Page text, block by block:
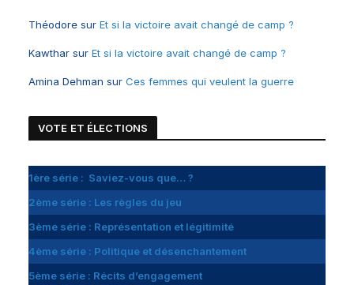
Théodore sur Et si la victoire avait changé de camp ?
Kawthar sur Et si la victoire avait changé de camp ?
Amina Dehman sur Ces femmes qui veulent la guerre
VOTE ET ÉLECTIONS
1ère série : Saviez-vous que… ?
2ème série : Les règles du jeu
3ème série : Représentation et légitimité
4ème série : Politique et désenchantement
5ème série : Récits d’engagement